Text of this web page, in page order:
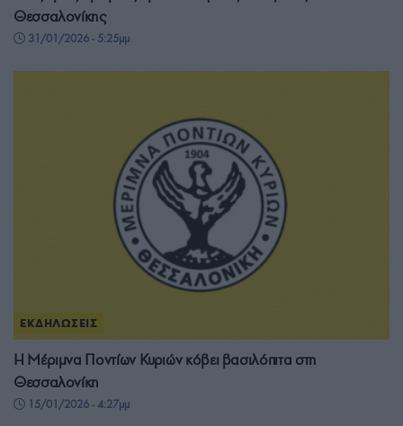
Θεσσαλονίκης
31/01/2026 - 5:25μμ
ΕΚΔΗΛΩΣΕΙΣ
Η Μέριμνα Ποντίων Κυριών κόβει βασιλόπιτα στη
Θεσσαλονίκη
15/01/2026 - 4:27μμ